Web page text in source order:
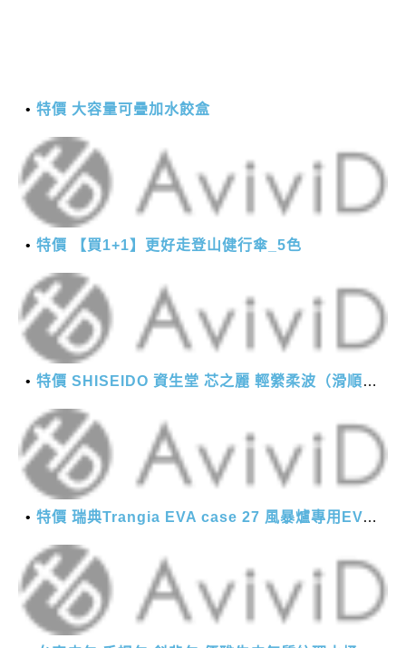
特價 大容量可疊加水餃盒
特價 【買1+1】更好走登山健行傘_5色
特價 SHISEIDO 資生堂 芯之麗 輕縈柔波（滑順潤澤）護髮乳 1000g
特價 瑞典Trangia EVA case 27 風暴爐專用EVA 防護外盒(小)-黑